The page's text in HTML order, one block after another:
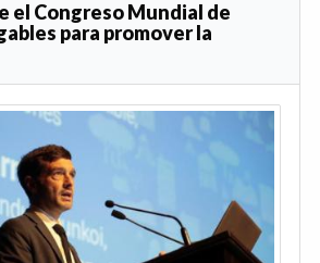
el Congreso Mundial de
para promover la